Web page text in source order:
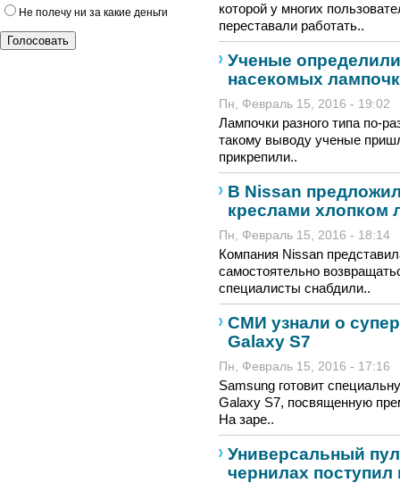
Не полечу ни за какие деньги
которой у многих
переставали работать..
Ученые
насекомых
Пн, Февраль 15, 2016 - 19:02
Лампочки разного типа по-
такому выводу ученые
прикрепили..
В Nissan
креслами хлопком
Пн, Февраль 15, 2016 - 18:14
Компания Nissan
самостоятельно
специалисты снабдили..
СМИ узнали о
Galaxy S7
Пн, Февраль 15, 2016 - 17:16
Samsung готовит
Galaxy S7, посвященную
На заре..
Универсальный
чернилах поступил